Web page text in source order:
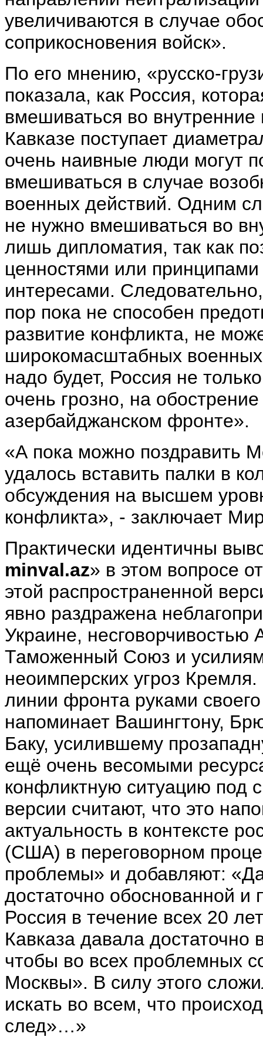
увеличиваются в случае
соприкосновения войск».
По его мнению, «русско-
показала, как Россия,
вмешиваться во
Кавказе поступает
очень наивные люди могут
вмешиваться в случае
военных действий. Одним
не нужно вмешиваться во
лишь дипломатия, так как
ценностями или
интересами.
пор пока не способен
развитие конфликта, не
широкомасштабных
надо будет, Россия не
очень грозно, на
азербайджанском фронте».
«А пока можно поздравить
удалось вставить палки в
обсуждения на высшем
конфликта», - заключает
Практически идентичны
minval.az» в этом вопросе
этой распространенной
явно раздражена
Украине, несговорчивостью
Таможенный Союз и
неоимперских угроз
линии фронта руками
напоминает Вашингтону,
Баку, усилившему
ещё очень весомыми
конфликтную ситуацию под
версии считают, что это
актуальность в контексте
(США) в переговорном
проблемы» и добавляют:
достаточно обоснованной
Россия в течение всех 20
Кавказа давала достаточно
чтобы во всех проблемных
Москвы». В силу этого
искать во всем, что
след»…»